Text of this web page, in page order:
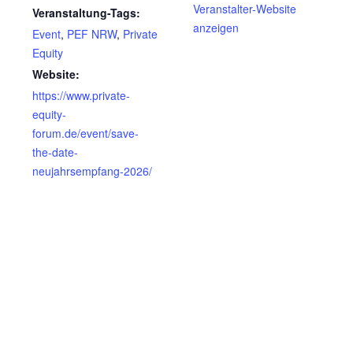
Veranstaltung-Tags:
Event, PEF NRW, Private
Equity
Website:
https://www.private-
equity-
forum.de/event/save-
the-date-
neujahrsempfang-2026/
Veranstalter-Website
anzeigen